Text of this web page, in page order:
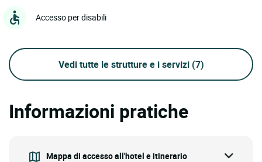
Accesso per disabili
Vedi tutte le strutture e i servizi (7)
Informazioni pratiche
Mappa di accesso all'hotel e itinerario